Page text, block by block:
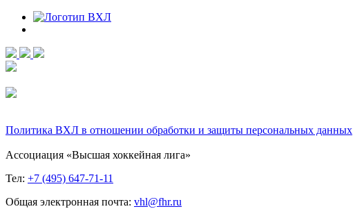
Политика ВХЛ в отношении обработки и защиты персональных данных
Ассоциация «Высшая хоккейная лига»
Тел: +7 (495) 647-71-11
Общая электронная почта: vhl@fhr.ru